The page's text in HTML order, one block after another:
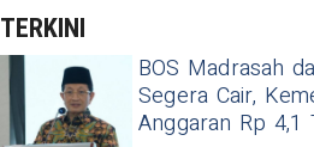
TERKINI
BOS Madrasah
Segera Cair,
Anggaran Rp 4,1